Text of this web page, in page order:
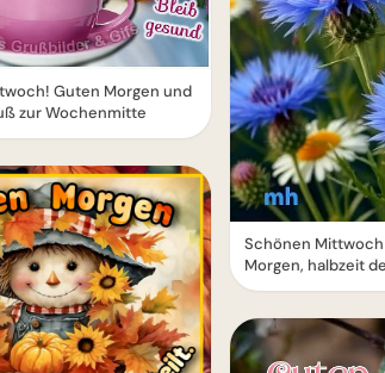
Guten Morgen und
zur Wochenmitte
Schönen
Morgen, halbzeit